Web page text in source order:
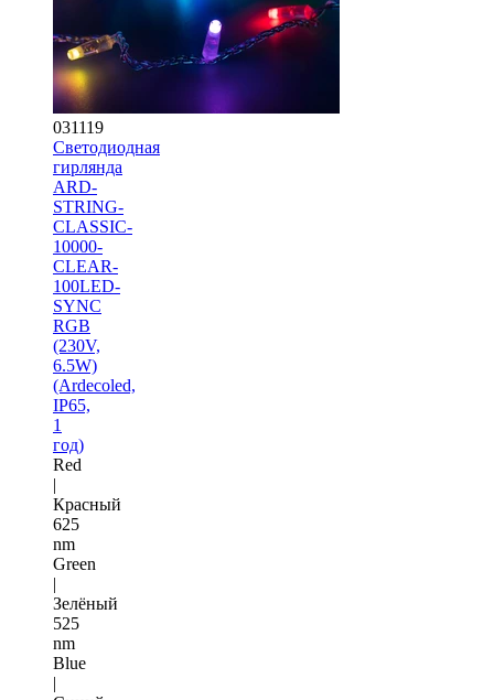
031119
Светодиодная
гирлянда
ARD-
STRING-
CLASSIC-
10000-
CLEAR-
100LED-
SYNC
RGB
(230V,
6.5W)
(Ardecoled,
IP65,
1
год)
Red
|
Красный
625
nm
Green
|
Зелёный
525
nm
Blue
|